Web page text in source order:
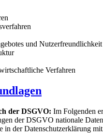
und Nutzerfreundlichkeit
Verfahren
der DSGVO: Im Folgenden
der DSGVO nationale
in der Datenschutzerklärung